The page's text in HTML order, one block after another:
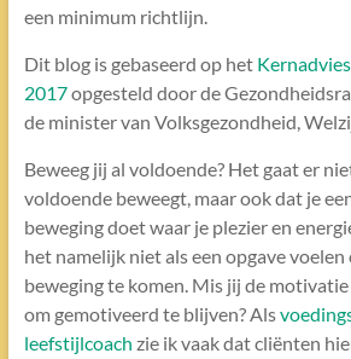
een minimum richtlijn.
Dit blog is gebaseerd op het
2017opgesteld door de
de minister van Volksgezondheid,
Beweeg jij al voldoende? Het gaat er
voldoende beweegt, maar ook dat je
beweging doet waar je plezier en
het namelijk niet als een opgave
beweging te komen. Mis jij de
om gemotiveerd te blijven? Als
leefstijlcoach zie ik vaak dat cliënten